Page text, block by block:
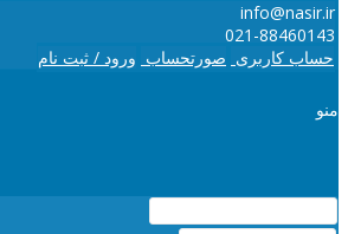
info@nasir.ir
021-88460143
حساب کاربری صورتحساب ورود / ثبت نام
منو